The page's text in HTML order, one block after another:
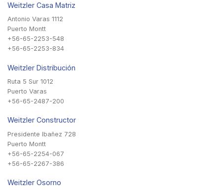
Weitzler Casa Matriz
Antonio Varas 1112
Puerto Montt
+56-65-2253-548
+56-65-2253-834
Weitzler Distribución
Ruta 5 Sur 1012
Puerto Varas
+56-65-2487-200
Weitzler Constructor
Presidente Ibañez 728
Puerto Montt
+56-65-2254-067
+56-65-2267-386
Weitzler Osorno